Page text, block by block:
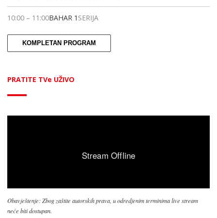
10:00 – 11:00BAHAR 1 SERIJA
KOMPLETAN PROGRAM
PRATITE TVe UŽIVO
Obavještenje: Zbog zaštite autorskih prava, u odredjenim terminima live stream
neće biti dostupan.